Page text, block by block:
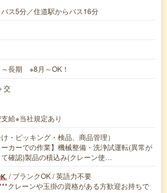
ス5分／住道駅からバス16分
～長期 ※8月～OK！
交
給※当社規定あり
・ピッキング・検品、商品管理）
ーカーでの作業】機械整備・洗浄試運転(異常が
確認)製品の積込み(クレーン使…
/ ブランクOK / 英語力不要
クレーンや玉掛の資格がある方歓迎お持ちで